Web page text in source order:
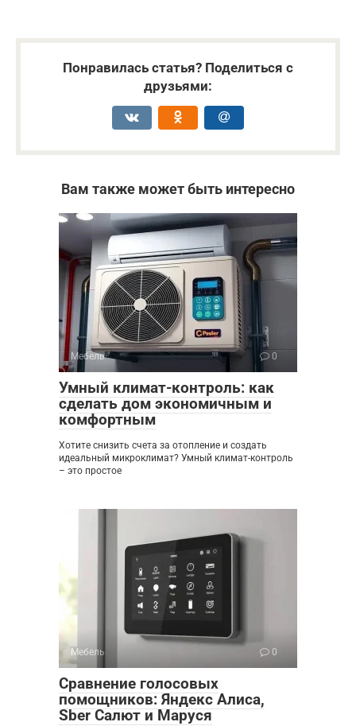
Понравилась статья? Поделиться с
друзьями:
Вам также может быть интересно
Мебель 0
Умный климат-контроль: как
сделать дом экономичным и
комфортным
Хотите снизить счета за отопление и создать
идеальный микроклимат? Умный климат-контроль
– это простое
Мебель 0
Сравнение голосовых
помощников: Яндекс Алиса,
Sber Салют и Маруся